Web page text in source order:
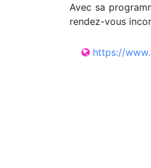
Avec sa
rendez-vous
https://